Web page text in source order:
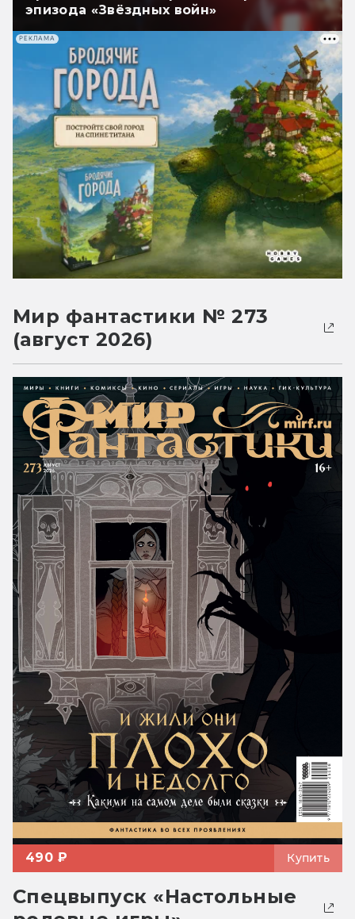
эпизода «Звёздных войн»
РЕКЛАМА
Мир фантастики № 273
(август 2026)
490 ₽ Купить
Спецвыпуск «Настольные